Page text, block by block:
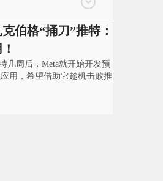
伯格“捅刀”推特：
几周后，Meta就开始开发预
用，希望借助它趁机击败推